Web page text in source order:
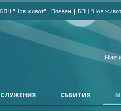
БПЦ "Нов живот" - Плевен | БПЦ "Нов
Ние
СЛУЖЕНИЯ СЪБИТИЯ